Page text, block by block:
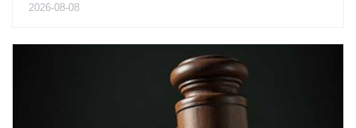
2026-08-08